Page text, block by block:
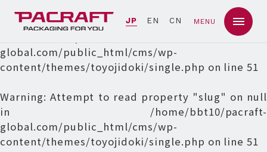
JP EN CN MENU
Warning: Undefined array key 0 in
global.com/public_html/cms/wp-
content/themes/toyojidoki/single.php on line51
Warning: Attempt to read property "slug" on null
in /home/bbt10/pacraft-
global.com/public_html/cms/wp-
content/themes/toyojidoki/single.php on line51